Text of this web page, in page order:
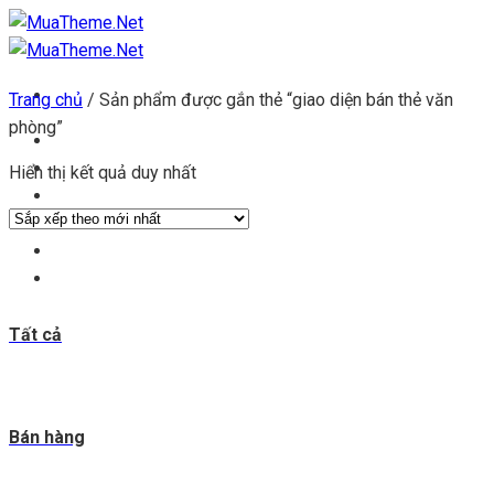
Chuyển
đến
dung
Kho theme
Get theme
Trang chủ / Sản phẩm được gắn thẻ “giao diện bán thẻ văn
phòng”
Hiển thị kết quả duy nhất
Tất cả
Bán hàng